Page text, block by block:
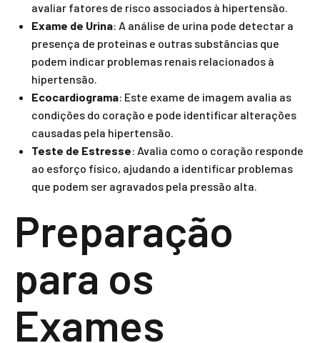
avaliar fatores de risco associados à hipertensão.
Exame de Urina: A análise de urina pode detectar a
presença de proteinas e outras substâncias que
podem indicar problemas renais relacionados à
hipertensão.
Ecocardiograma: Este exame de imagem avalia as
condições do coração e pode identificar alterações
causadas pela hipertensão.
Teste de Estresse: Avalia como o coração responde
ao esforço físico, ajudando a identificar problemas
que podem ser agravados pela pressão alta.
Preparação
para os
Exames